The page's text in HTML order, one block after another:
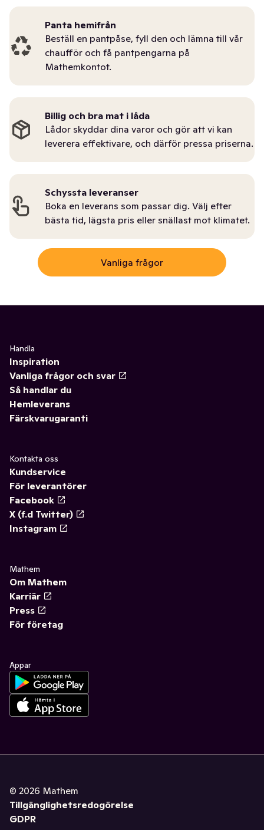
Panta hemifrån
Beställ en pantpåse, fyll den och lämna till vår
chaufför och få pantpengarna på
Mathemkontot.
Billig och bra mat i låda
Lådor skyddar dina varor och gör att vi kan
leverera effektivare, och därför pressa priserna.
Schyssta leveranser
Boka en leverans som passar dig. Välj efter
bästa tid, lägsta pris eller snällast mot klimatet.
Vanliga frågor
Handla
Inspiration
Vanliga frågor och svar
Så handlar du
Hemleverans
Färskvarugaranti
Kontakta oss
Kundservice
För leverantörer
Facebook
X (f.d Twitter)
Instagram
Mathem
Om Mathem
Karriär
Press
För företag
Appar
© 2026 Mathem
Tillgänglighetsredogörelse
GDPR